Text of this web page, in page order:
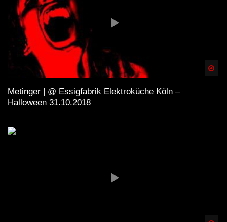
Metinger | @ Essigfabrik Elektroküche Köln –
Halloween 31.10.2018